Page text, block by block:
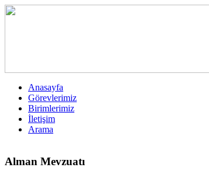
Anasayfa
Görevlerimiz
Birimlerimiz
İletişim
Arama
Alman Mevzuatı